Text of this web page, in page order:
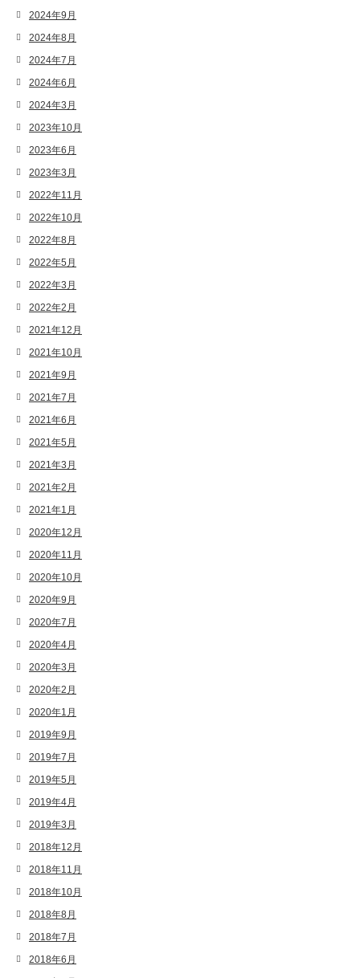
2024年9月
2024年8月
2024年7月
2024年6月
2024年3月
2023年10月
2023年6月
2023年3月
2022年11月
2022年10月
2022年8月
2022年5月
2022年3月
2022年2月
2021年12月
2021年10月
2021年9月
2021年7月
2021年6月
2021年5月
2021年3月
2021年2月
2021年1月
2020年12月
2020年11月
2020年10月
2020年9月
2020年7月
2020年4月
2020年3月
2020年2月
2020年1月
2019年9月
2019年7月
2019年5月
2019年4月
2019年3月
2018年12月
2018年11月
2018年10月
2018年8月
2018年7月
2018年6月